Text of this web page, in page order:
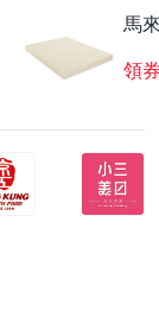
馬
領